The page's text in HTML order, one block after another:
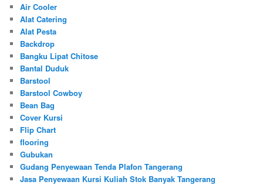
Air Cooler
Alat Catering
Alat Pesta
Backdrop
Bangku Lipat Chitose
Bantal Duduk
Barstool
Barstool Cowboy
Bean Bag
Cover Kursi
Flip Chart
flooring
Gubukan
Gudang Penyewaan Tenda Plafon Tangerang
Jasa Penyewaan Kursi Kuliah Stok Banyak Tangerang